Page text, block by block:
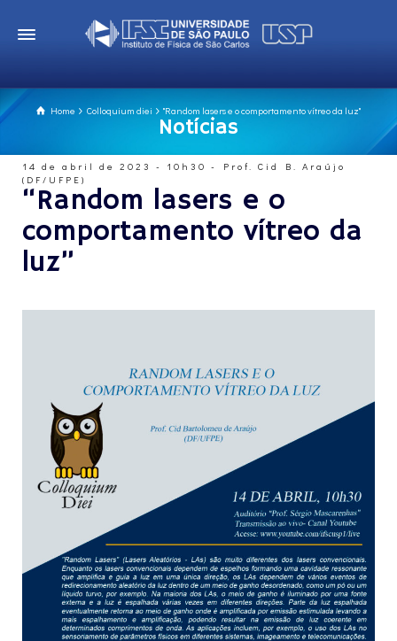
Home Colloquium diei "Random lasers e o comportamento vítreo da luz"
Notícias
14 de abril de 2023 - 10h30 - Prof. Cid B. Araújo
(DF/UFPE)
“Random lasers e o
comportamento vítreo da
luz”